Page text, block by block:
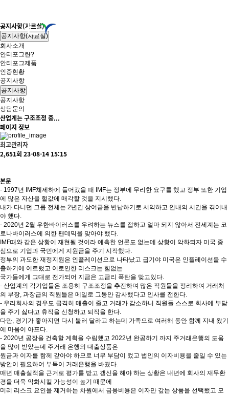
공지사항(자료실)
공지사항(자료실)
회사소개
안티포그란?
안티포그제품
인증현황
공지사항
공지사항
공지사항
상담문의
산업계는 구조조정 중...
페이지 정보
최고관리자
2,651회 23-08-14 15:15
본문
- 1997년 IMF체제하에 들어갔을 때 IMF는 정부에 무리한 요구를 했고 정부 또한 기업
에 많은 자산을 헐값에 매각할 것을 지시했다.
내가 다니던 그룹 전체는 2년간 상여금을 반납하기로 서약하고 인내의 시간을 겪어내
야 했다.
- 2020년 2월 우한바이러스를 우려하는 뉴스를 접하고 얼마 되지 않아서 전세계는 코
로나바이러스에 의한 팬데믹을 맞아야 했다.
IMF때와 같은 상황이 재현될 것이라 예측한 언론도 없는데 상황이 악화되자 미국 중
심으로 기업과 국민에게 지원금을 주기 시작했다.
정부의 과도한 재정지원은 인플레이션으로 나타났고 급기야 미국은 인플레이션을 수
출하기에 이르렀고 이로인한 리스크는 힘없는
국가들에게 그대로 전가되어 지금은 고금리 폭탄을 맞고있다.
- 산업계의 각기업들은 조용히 구조조정을 추진하며 많은 직원들을 정리하여 거래처
의 부장, 과장급의 직원들은 메일로 그동안 감사했다고 인사를 전한다.
- 우리회사의 경우도 급격히 매출이 줄고 거래가 감소하니 직원들 스스로 회사에 부담
을 주기 싫다고 휴직을 신청하고 퇴직을 한다.
다만, 경기가 좋아지면 다시 불러 달라고 하는데 가족으로 여러해 동안 함께 지내 왔기
에 마음이 아프다.
- 2020년 공장을 건축할 계획을 수립했고 2022년 완공하기 까지 주거래은행의 도움
을 많이 받았는데 주거래 은행의 대출상품은
원금과 이자를 함께 갚아야 하므로 너무 부담이 컸고 법인의 이자비용을 줄일 수 있는
방안이 필요하여 부득이 거래은행을 바꿨다.
매년 매출실적을 근거로 평가를 받고 갱신을 해야 하는 상황은 내년에 회사의 재무환
경을 더욱 악화시킬 가능성이 높기 때문에
미리 리스크 요인을 제거하는 차원에서 금융비용은 이자만 갚는 상품을 선택했고 모